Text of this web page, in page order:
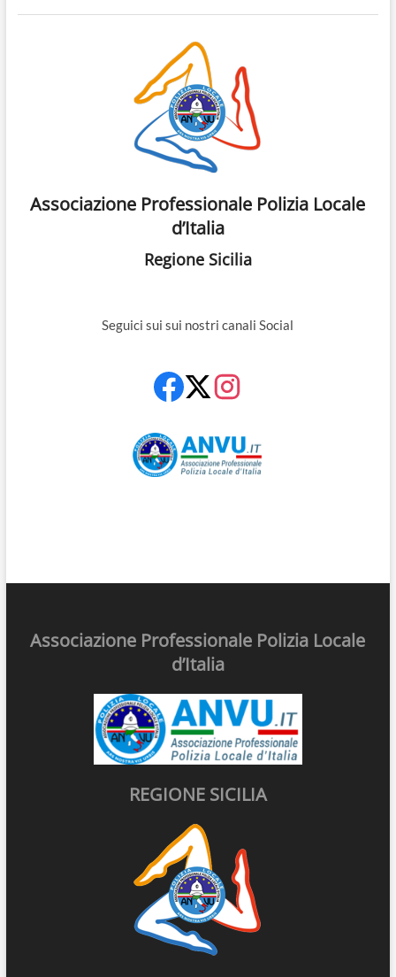
Associazione Professionale Polizia Locale
d’Italia
Regione Sicilia
Seguici sui sui nostri canali Social
Associazione Professionale Polizia Locale
d’Italia
REGIONE SICILIA